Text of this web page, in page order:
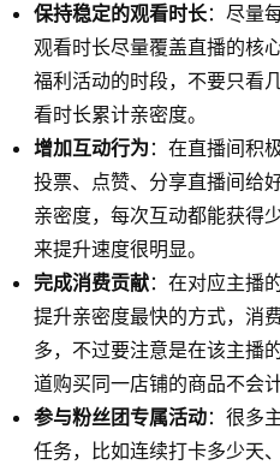
保持稳定的观看时长：尽量
观看时长尽量覆盖直播的核
福利活动的时段，不要只看
看时长累计亲密度。
增加互动行为 ：在直播间积
投票、点赞、分享直播间给
亲密度，每次互动都能获得
来提升速度很明显。
完成消费贡献：在对应主播
提升亲密度最快的方式，消
多，不过要注意是在该主播
道购买同一店铺的商品不会
参与粉丝团专属活动：很多
任务，比如连续打卡多少天